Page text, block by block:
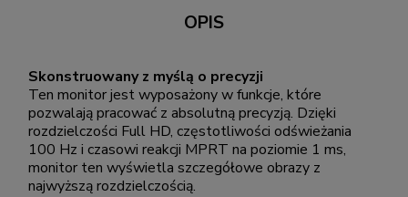
OPIS
Skonstruowany z myślą o precyzji
Ten monitor jest wyposażony w funkcje, które
pozwalają pracować z absolutną precyzją. Dzięki
rozdzielczości Full HD, częstotliwości odświeżania
100 Hz i czasowi reakcji MPRT na poziomie 1 ms,
monitor ten wyświetla szczegółowe obrazy z
najwyższą rozdzielczością.